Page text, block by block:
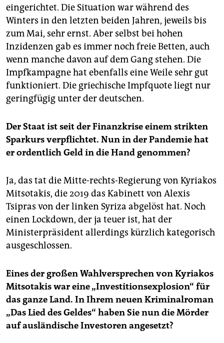
eingerichtet. Die Situation war während des
Winters in den letzten beiden Jahren, jeweils bis
zum Mai, sehr ernst. Aber selbst bei hohen
Inzidenzen gab es immer noch freie Betten, auch
wenn manche davon auf dem Gang stehen. Die
Impfkampagne hat ebenfalls eine Weile sehr gut
funktioniert. Die griechische Impfquote liegt nur
geringfügig unter der deutschen.
Der Staat ist seit der Finanzkrise einem strikten
Sparkurs verpflichtet. Nun in der Pandemie hat
er ordentlich Geld in die Hand genommen?
Ja, das tat die Mitte-rechts-Regierung von Kyriakos
Mitsotakis, die 2019 das Kabinett von Alexis
Tsipras von der linken Syriza abgelöst hat. Noch
einen Lockdown, der ja teuer ist, hat der
Ministerpräsident allerdings kürzlich kategorisch
ausgeschlossen.
Eines der großen Wahlversprechen von Kyriakos
Mitsotakis war eine „Investitionsexplosion“ für
das ganze Land. In Ihrem neuen Kriminalroman
„Das Lied des Geldes“ haben Sie nun die Mörder
auf ausländische Investoren angesetzt?